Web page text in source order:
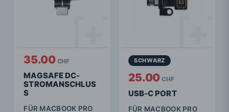
MAGSAFE DC-
STROMANSCHLUS
S
FÜR MACBOOK PRO
35.00 CHF
USB-C PORT
FÜR MACBOOK PRO
SCHWARZ
25.00CHF